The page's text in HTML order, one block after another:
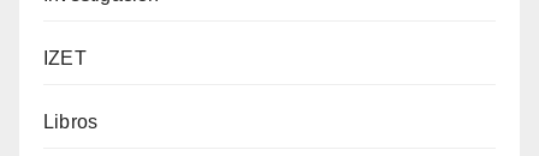
IZET
Libros